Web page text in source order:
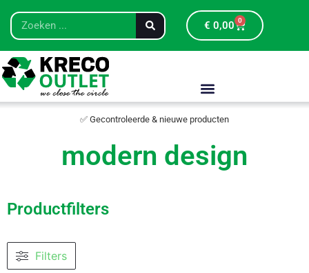
€ 0,00 0
✅ Gecontroleerde & nieuwe producten
modern design
Productfilters
Filters